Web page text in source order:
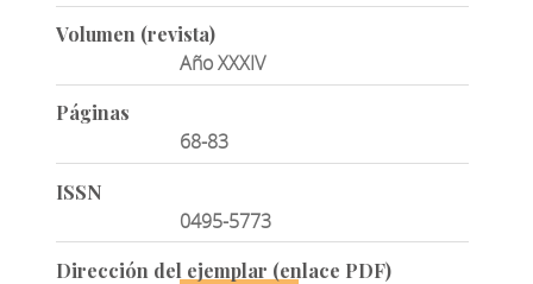
Volumen (revista)
Año XXXIV
Páginas
68-83
ISSN
0495-5773
Dirección del ejemplar (enlace PDF)